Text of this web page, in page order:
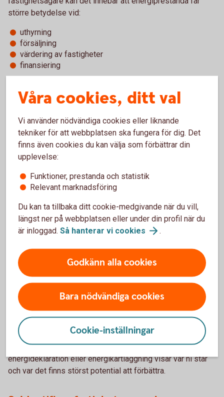
större betydelse vid:
uthyrning
försäljning
värdering av fastigheter
finansiering
Fokus på klimatpåverkan över hela
För större nya byggnader (antagligen över 1 000
kvadratmeter) införs krav på att beräkna klimatpåverkan ur
ett livscykelperspektiv från 2028, allt från byggskedet,
drift/underhåll till rivning och avfallshantering. På sikt
omfattas fler byggnader, vilket gör klimatdata till en allt
viktigare del i fastighetsprojekt och inte bara fokus på
energiförbrukningen.
Vad kan du göra redan nu?
Även om alla detaljer inte är på plats i svensk lag ännu kan
du vinna mycket på att börja förbereda dig.
1. Få överblick över ditt fastighetsbestånd
Börja med att analysera byggnadens nuvarande
energianvändning. Inventera energidata, drifttider och
elavtal, samt ta fram eventuell giltig energideklaration. En
energideklaration eller energikartläggning visar var ni står
och var det finns störst potential att förbättra.
Våra cookies, ditt val
Vi använder nödvändiga cookies eller liknande
tekniker för att webbplatsen ska fungera för dig. Det
finns även cookies du kan välja som förbättrar din
upplevelse:
Funktioner, prestanda och statistik
Relevant marknadsföring
Du kan ta tillbaka ditt cookie-medgivande när du vill,
längst ner på webbplatsen eller under din profil när du
är inloggad. Så hanterar vi cookies .
Godkänn alla cookies
Bara nödvändiga cookies
Cookie-inställningar